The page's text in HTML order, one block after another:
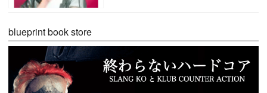
blueprint book store